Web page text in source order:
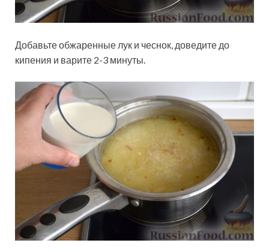
Добавьте обжаренные лук и чеснок, доведите до
кипения и варите 2-3 минуты.